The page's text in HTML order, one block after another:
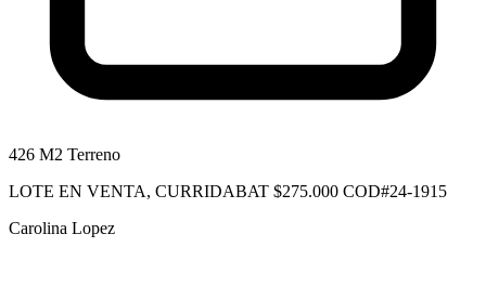
426 M2 Terreno
LOTE EN VENTA, CURRIDABAT $275.000 COD#24-1915
Carolina Lopez